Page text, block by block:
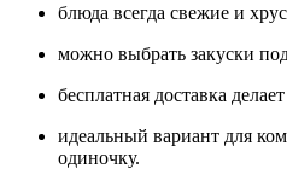
блюда всегда свежие и
можно выбрать закуски
бесплатная доставка
идеальный вариант для
одиночку.